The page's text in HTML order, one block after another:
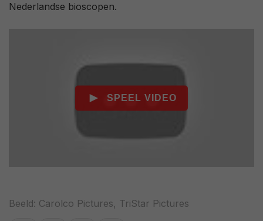
Nederlandse bioscopen.
Beeld: Carolco Pictures, TriStar Pictures